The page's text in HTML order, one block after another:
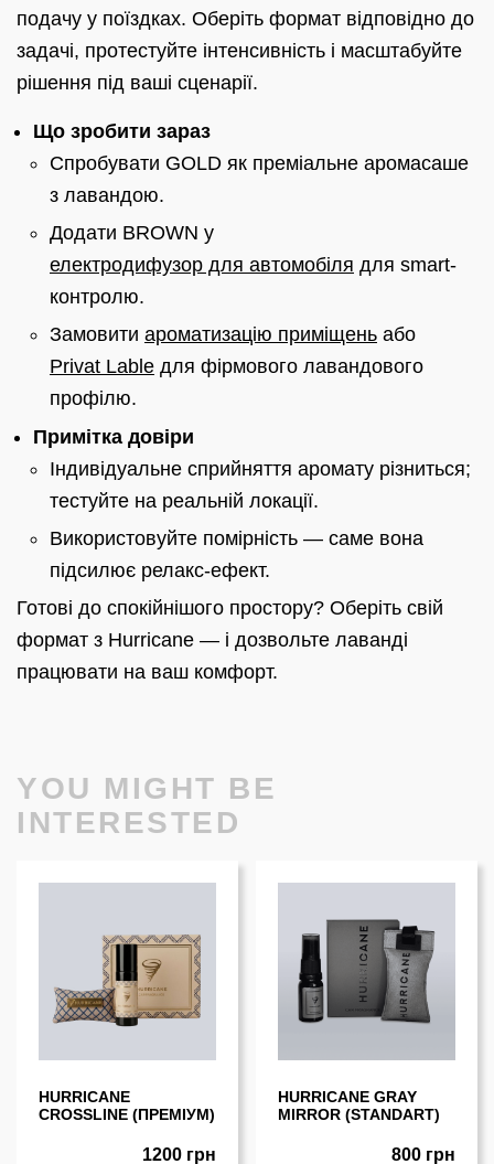
подачу у поїздках. Оберіть формат відповідно до
задачі, протестуйте інтенсивність і масштабуйте
рішення під ваші сценарії.
Що зробити зараз
Спробувати GOLD як преміальне аромасаше
з лавандою.
Додати BROWN у
електродифузор для автомобіля для smart-
контролю.
Замовити ароматизацію приміщень або
Privat Lable для фірмового лавандового
профілю.
Примітка довіри
Індивідуальне сприйняття аромату різниться;
тестуйте на реальній локації.
Використовуйте помірність — саме вона
підсилює релакс-ефект.
Готові до спокійнішого простору? Оберіть свій
формат з Hurricane — і дозвольте лаванді
працювати на ваш комфорт.
YOU MIGHT BE
INTERESTED
HURRICANE
CROSSLINE (ПРЕМІУМ)
1200 грн
HURRICANE GRAY
MIRROR (STANDART)
800 грн